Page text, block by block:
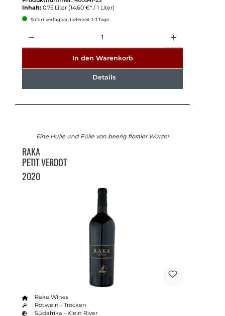
Inhalt: 0.75 Liter (14,60 €* / 1 Liter)
Sofort verfügbar, Lieferzeit: 1-3 Tage
In den Warenkorb
Details
Eine Hülle und Fülle von beerig floraler Würze!
RAKA
PETIT VERDOT
2020
Raka Wines
Rotwein - Trocken
Südafrika - Klein River